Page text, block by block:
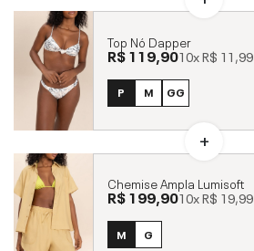
Top Nó Dapper
R$ 119,9010xR$ 11,99
P M GG
Chemise Ampla Lumisoft
R$ 199,9010xR$ 19,99
M G